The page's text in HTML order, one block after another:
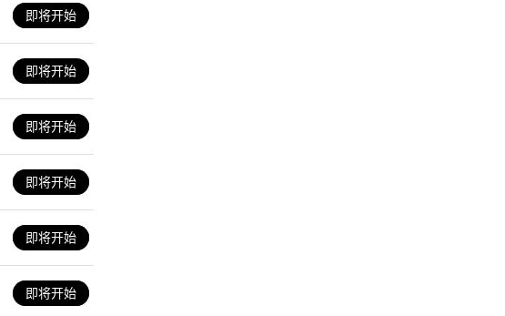
即将开始
即将开始
即将开始
即将开始
即将开始
即将开始